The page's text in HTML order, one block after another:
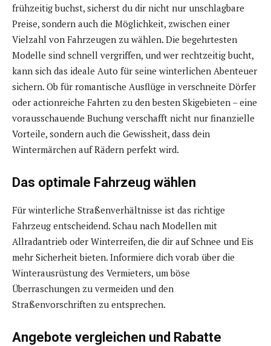
frühzeitig buchst, sicherst du dir nicht nur unschlagbare
Preise, sondern auch die Möglichkeit, zwischen einer
Vielzahl von Fahrzeugen zu wählen. Die begehrtesten
Modelle sind schnell vergriffen, und wer rechtzeitig bucht,
kann sich das ideale Auto für seine winterlichen Abenteuer
sichern. Ob für romantische Ausflüge in verschneite Dörfer
oder actionreiche Fahrten zu den besten Skigebieten – eine
vorausschauende Buchung verschafft nicht nur finanzielle
Vorteile, sondern auch die Gewissheit, dass dein
Wintermärchen auf Rädern perfekt wird.
Das optimale Fahrzeug wählen
Für winterliche Straßenverhältnisse ist das richtige
Fahrzeug entscheidend. Schau nach Modellen mit
Allradantrieb oder Winterreifen, die dir auf Schnee und Eis
mehr Sicherheit bieten. Informiere dich vorab über die
Winterausrüstung des Vermieters, um böse
Überraschungen zu vermeiden und den
Straßenvorschriften zu entsprechen.
Angebote vergleichen und Rabatte